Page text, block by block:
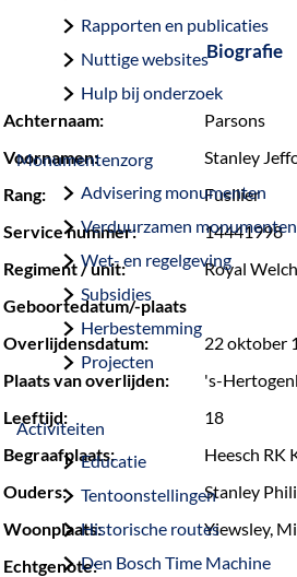
Rapporten en publicaties
Nuttige websites
Hulp bij onderzoek
Monumentenzorg
Advisering monumenten
Verduurzamen monumenten
Wet- en regelgeving
Subsidies
Herbestemming
Projecten
Activiteiten
Educatie
Tentoonstellingen
Historische routes
Den Bosch Time Machine
Biografie
Achternaam:
Parsons
Voornamen:
Stanley
Rang:
Fusilier
Service nummer:
14441998
Regiment / unit:
Royal
Geboortedatum/-plaats
Overlijdensdatum:
22 oktober
Plaats van overlijden:
's-
Leeftijd:
18
Begraafplaats:
Heesch RK
Ouders:
Stanley
Woonplaats:
Yiewsley,
Echtgenote: